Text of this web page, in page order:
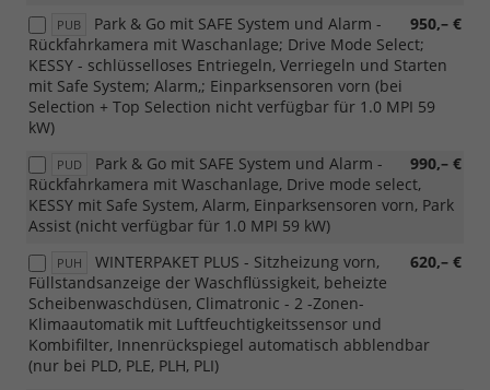
PUB 950,– €
Park & Go mit SAFE System und Alarm -
Rückfahrkamera mit Waschanlage; Drive Mode Select;
KESSY - schlüsselloses Entriegeln, Verriegeln und Starten
mit Safe System; Alarm,; Einparksensoren vorn (bei
Selection + Top Selection nicht verfügbar für 1.0 MPI 59
kW)
PUD 990,– €
Park & Go mit SAFE System und Alarm -
Rückfahrkamera mit Waschanlage, Drive mode select,
KESSY mit Safe System, Alarm, Einparksensoren vorn, Park
Assist (nicht verfügbar für 1.0 MPI 59 kW)
PUH 620,– €
WINTERPAKET PLUS - Sitzheizung vorn,
Füllstandsanzeige der Waschflüssigkeit, beheizte
Scheibenwaschdüsen, Climatronic - 2 -Zonen-
Klimaautomatik mit Luftfeuchtigkeitssensor und
Kombifilter, Innenrückspiegel automatisch abblendbar
(nur bei PLD, PLE, PLH, PLI)